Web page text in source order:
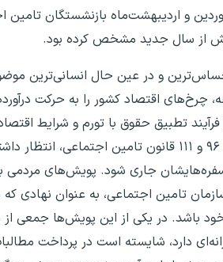
و اردیبهشت‌ماه بازنشستگان
از سال جدید مشخص کرده بود.
حساس‌ترین و در عین حال انسانی‌ترین
چرخ‌های اقتصاد کشور را به حرکت
تطبیق حقوق با تورم و شرایط
نسبت به آغاز سال انجام می‌شود؟بسیاری از بازنشستگان با استناد به مواد ۹۶
جاری شود. پویش‌های مردمی
تامین اجتماعی، به عنوان نهادی که
باشد. در یکی از این پویش‌ها جمعی
دارد، شایسته است در پرداخت